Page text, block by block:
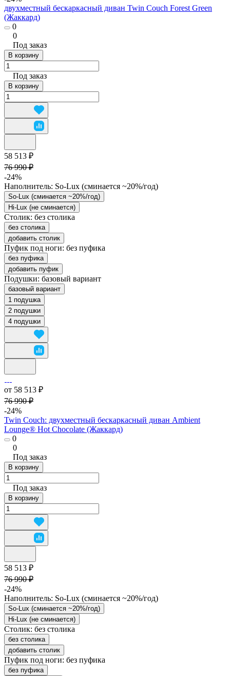
двухместный бескаркасный диван Twin Couch Forest Green
(Жаккард)
0
0
Под заказ
В корзину
Под заказ
В корзину
58 513 ₽
76 990 ₽
-24%
Наполнитель: So-Lux (cминается ~20%/год)
So-Lux (cминается ~20%/год)
Hi-Lux (не сминается)
Столик: без столика
без столика
добавить столик
Пуфик под ноги: без пуфика
без пуфика
добавить пуфик
Подушки: базовый вариант
базовый вариант
1 подушка
2 подушки
4 подушки
от 58 513 ₽
76 990 ₽
-24%
Twin Couch: двухместный бескаркасный диван Ambient
Lounge® Hot Chocolate (Жаккард)
0
0
Под заказ
В корзину
Под заказ
В корзину
58 513 ₽
76 990 ₽
-24%
Наполнитель: So-Lux (cминается ~20%/год)
So-Lux (cминается ~20%/год)
Hi-Lux (не сминается)
Столик: без столика
без столика
добавить столик
Пуфик под ноги: без пуфика
без пуфика